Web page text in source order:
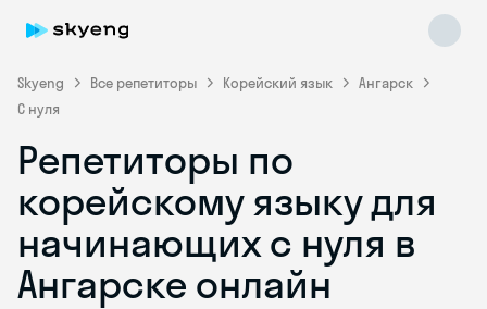
Skyeng Все репетиторы Корейский язык
Ангарск
С нуля
Репетиторы по
корейскому языку для
начинающих с нуля в
Ангарске онлайн
Skyeng Chat
online